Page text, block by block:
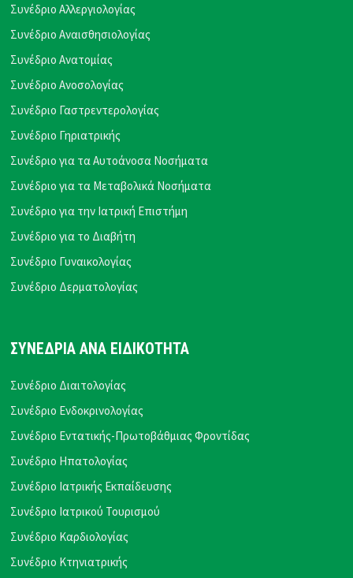
Συνέδριο Αλλεργιολογίας
Συνέδριο Αναισθησιολογίας
Συνέδριο Ανατομίας
Συνέδριο Ανοσολογίας
Συνέδριο Γαστρεντερολογίας
Συνέδριο Γηριατρικής
Συνέδριο για τα Αυτοάνοσα Νοσήματα
Συνέδριο για τα Μεταβολικά Νοσήματα
Συνέδριο για την Ιατρική Επιστήμη
Συνέδριο για το Διαβήτη
Συνέδριο Γυναικολογίας
Συνέδριο Δερματολογίας
ΣΥΝΕΔΡΙΑ ΑΝΑ ΕΙΔΙΚΟΤΗΤΑ
Συνέδριο Διαιτολογίας
Συνέδριο Ενδοκρινολογίας
Συνέδριο Εντατικής-Πρωτοβάθμιας Φροντίδας
Συνέδριο Ηπατολογίας
Συνέδριο Ιατρικής Εκπαίδευσης
Συνέδριο Ιατρικού Τουρισμού
Συνέδριο Καρδιολογίας
Συνέδριο Κτηνιατρικής